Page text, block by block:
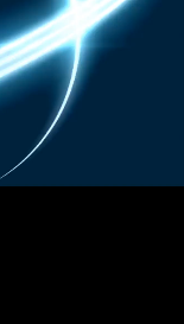
daşıyan